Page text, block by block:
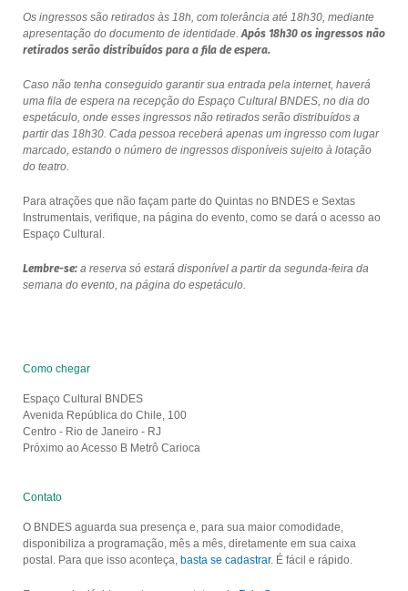
Os ingressos são retirados às 18h, com tolerância até 18h30, mediante
apresentação do documento de identidade.Após 18h30 os ingressos não
retirados serão distribuídos para a fila de espera.
Caso não tenha conseguido garantir sua entrada pela internet, haverá
uma fila de espera na recepção do Espaço Cultural BNDES, no dia do
espetáculo, onde esses ingressos não retirados serão distribuídos a
partir das 18h30. Cada pessoa receberá apenas um ingresso com lugar
marcado, estando o número de ingressos disponíveis sujeito à lotação
do teatro.
Para atrações que não façam parte do Quintas no BNDES e Sextas
Instrumentais, verifique, na página do evento, como se dará o acesso ao
Espaço Cultural.
Lembre-se:a reserva só estará disponível a partir da segunda-feira da
semana do evento, na página do espetáculo.
Como chegar
Espaço Cultural BNDES
Avenida República do Chile, 100
Centro - Rio de Janeiro - RJ
Próximo ao Acesso B Metrô Carioca
Contato
O BNDES aguarda sua presença e, para sua maior comodidade,
disponibiliza a programação, mês a mês, diretamente em sua caixa
postal. Para que isso aconteça, basta se cadastrar. É fácil e rápido.